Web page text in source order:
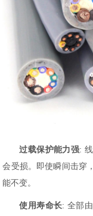
过载保护能力强:
会受损。即使瞬间击穿
能不变。
使用寿命长: 全部